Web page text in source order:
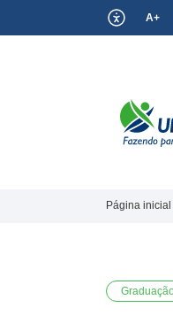
A+
Página inicial